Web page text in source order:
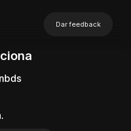
Dar feedback